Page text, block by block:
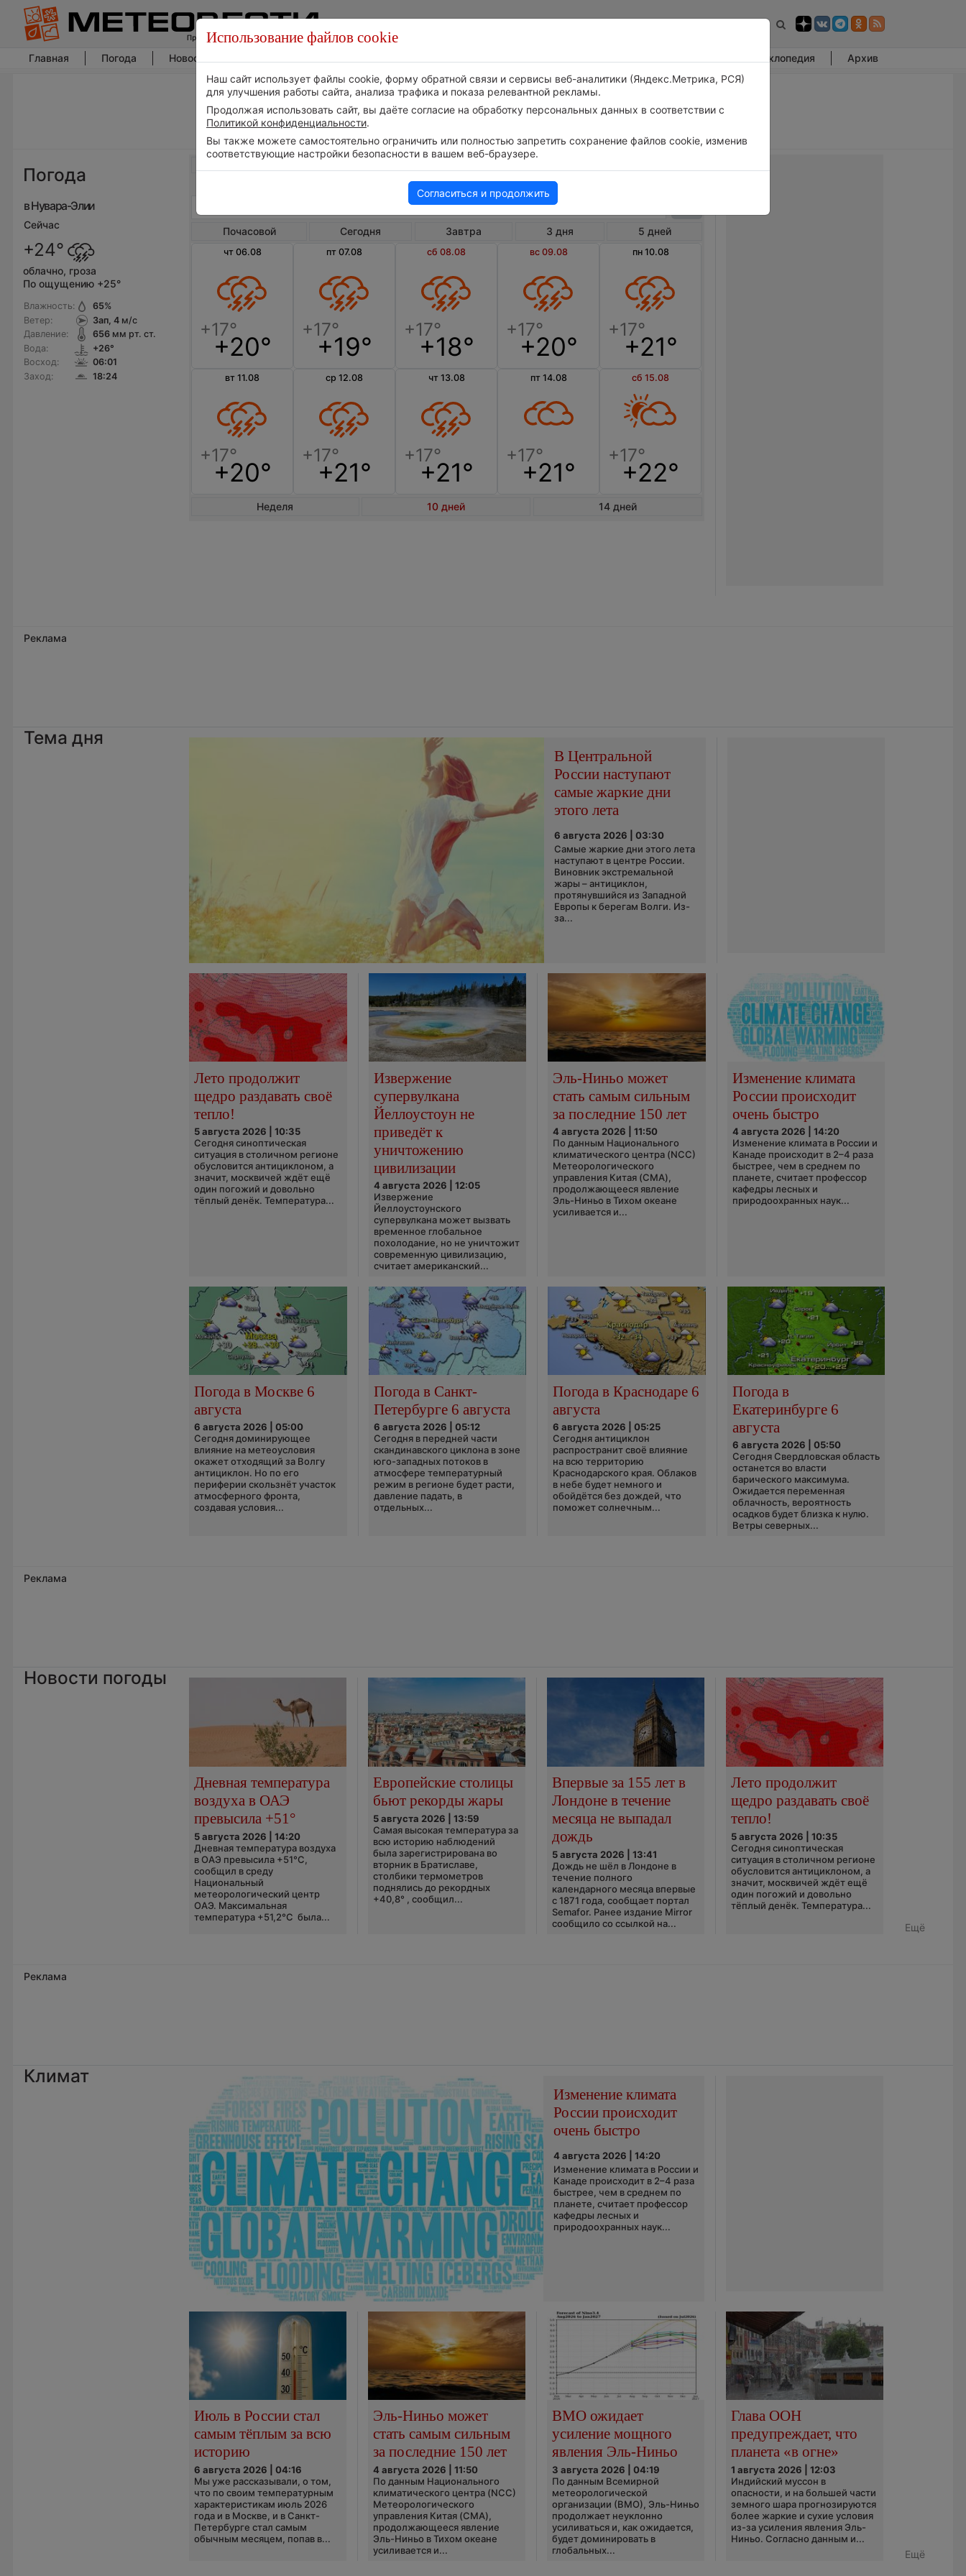
Главная Погода Новости погоды Энциклопедия Архив
Погода
в Нувара-Элии
Сейчас
+24°
облачно, гроза
По ощущению +25°
Влажность:
Ветер:
Давление:
Вода:
Восход:
Заход:
65%
Зап, 4м/с
656мм рт. ст.
+26°
06:01
18:24
Погода в Нувара-Элии на 10 дней
Почасовой Сегодня Завтра 3 дня 5 дней
чт 06.08
+20°
пт 07.08
+19°
сб 08.08
+18°
вс 09.08
+20°
пн 10.08
+21°
вт 11.08
+20°
ср 12.08
+21°
чт 13.08
+21°
пт 14.08
+21°
сб 15.08
+22°
Неделя 10 дней 14 дней
Реклама
Тема дня
В Центральной
России наступают
самые жаркие дни
этого лета
6 августа 2026 | 03:30
Самые жаркие дни этого лета
наступают в центре России.
Виновник экстремальной
жары – антициклон,
протянувшийся из Западной
Европы к берегам Волги. Из-
за...
Лето продолжит
щедро раздавать своё
тепло!
5 августа 2026 | 10:35
Сегодня синоптическая
ситуация в столичном регионе
обусловится антициклоном, а
значит, москвичей ждёт ещё
один погожий и довольно
тёплый денёк. Температура...
Извержение
супервулкана
Йеллоустоун не
приведёт к
уничтожению
цивилизации
4 августа 2026 | 12:05
Извержение
Йеллоустоунского
супервулкана может вызвать
временное глобальное
похолодание, но не уничтожит
современную цивилизацию,
считает американский...
Эль-Ниньо может
стать самым сильным
за последние 150 лет
4 августа 2026 | 11:50
По данным Национального
климатического центра (NCC)
Метеорологического
управления Китая (CMA),
продолжающееся явление
Эль-Ниньо в Тихом океане
усиливается и...
Изменение климата
России происходит
очень быстро
4 августа 2026 | 14:20
Изменение климата в России и
Канаде происходит в 2–4 раза
быстрее, чем в среднем по
планете, считает профессор
кафедры лесных и
природоохранных наук...
Погода в Москве 6
августа
6 августа 2026 | 05:00
Сегодня доминирующее
влияние на метеоусловия
окажет отходящий за Волгу
антициклон. Но по его
периферии скользнёт участок
атмосферного фронта,
создавая условия...
Погода в Санкт-
Петербурге 6 августа
6 августа 2026 | 05:12
Сегодня в передней части
скандинавского циклона в зоне
юго-западных потоков в
атмосфере температурный
режим в регионе будет расти,
давление падать, в
отдельных...
Погода в Краснодаре 6
августа
6 августа 2026 | 05:25
Сегодня антициклон
распространит своё влияние
на всю территорию
Краснодарского края. Облаков
в небе будет немного и
обойдётся без дождей, что
поможет солнечным...
Погода в
Екатеринбурге 6
августа
6 августа 2026 | 05:50
Сегодня Свердловская область
останется во власти
барического максимума.
Ожидается переменная
облачность, вероятность
осадков будет близка к нулю.
Ветры северных...
Реклама
Новости погоды
Дневная температура
воздуха в ОАЭ
превысила +51°
5 августа 2026 | 14:20
Дневная температура воздуха
в ОАЭ превысила +51°C,
сообщил в среду
Национальный
метеорологический центр
ОАЭ. Максимальная
температура +51,2°C была...
Европейские столицы
бьют рекорды жары
5 августа 2026 | 13:59
Самая высокая температура за
всю историю наблюдений
была зарегистрирована во
вторник в Братиславе,
столбики термометров
поднялись до рекордных
+40,8° , сообщил...
Впервые за 155 лет в
Лондоне в течение
месяца не выпадал
дождь
5 августа 2026 | 13:41
Дождь не шёл в Лондоне в
течение полного
календарного месяца впервые
с 1871 года, сообщает портал
Semafor. Ранее издание Mirror
сообщило со ссылкой на...
Лето продолжит
щедро раздавать своё
тепло!
5 августа 2026 | 10:35
Сегодня синоптическая
ситуация в столичном регионе
обусловится антициклоном, а
значит, москвичей ждёт ещё
один погожий и довольно
тёплый денёк. Температура...
Ещё
Реклама
Климат
Изменение климата
России происходит
очень быстро
4 августа 2026 | 14:20
Изменение климата в России и
Канаде происходит в 2–4 раза
быстрее, чем в среднем по
планете, считает профессор
кафедры лесных и
природоохранных наук...
Июль в России стал
самым тёплым за всю
историю
6 августа 2026 | 04:16
Мы уже рассказывали, о том,
что по своим температурным
характеристикам июль 2026
года и в Москве, и в Санкт-
Петербурге стал самым
обычным месяцем, попав в...
Эль-Ниньо может
стать самым сильным
за последние 150 лет
4 августа 2026 | 11:50
По данным Национального
климатического центра (NCC)
Метеорологического
управления Китая (CMA),
продолжающееся явление
Эль-Ниньо в Тихом океане
усиливается и...
ВМО ожидает
усиление мощного
явления Эль-Ниньо
3 августа 2026 | 04:19
По данным Всемирной
метеорологической
организации (ВМО), Эль-Ниньо
продолжает неуклонно
усиливаться и, как ожидается,
будет доминировать в
глобальных...
Глава ООН
предупреждает, что
планета «в огне»
1 августа 2026 | 12:03
Индийский муссон в
опасности, и на большей части
земного шара прогнозируются
более жаркие и сухие условия
из-за усиления явления Эль-
Ниньо. Согласно данным и...
Ещё
Использование файлов cookie
Наш сайт использует файлы cookie, форму обратной связи и сервисы веб-аналитики (Яндекс.Метрика, РСЯ)
для улучшения работы сайта, анализа трафика и показа релевантной рекламы.
Продолжая использовать сайт, вы даёте согласие на обработку персональных данных в соответствии с
Политикой конфиденциальности.
Вы также можете самостоятельно ограничить или полностью запретить сохранение файлов cookie, изменив
соответствующие настройки безопасности в вашем веб-браузере.
Согласиться и продолжить